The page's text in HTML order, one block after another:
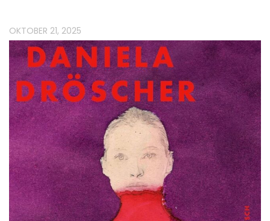
OKTOBER 21, 2025